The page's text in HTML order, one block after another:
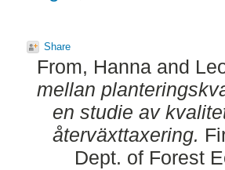
Share
From, Hanna and
mellan
en studie av
återväxttaxering.
Dept. of Forest